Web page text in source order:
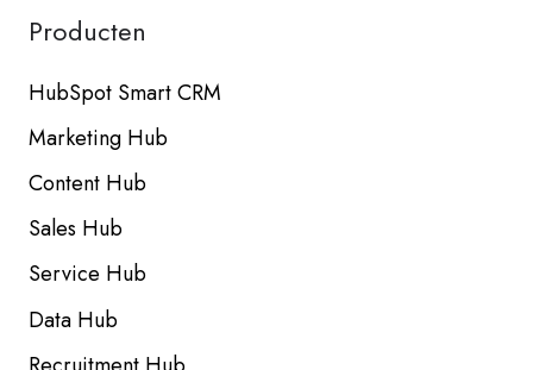
Producten
HubSpot Smart CRM
Marketing Hub
Content Hub
Sales Hub
Service Hub
Data Hub